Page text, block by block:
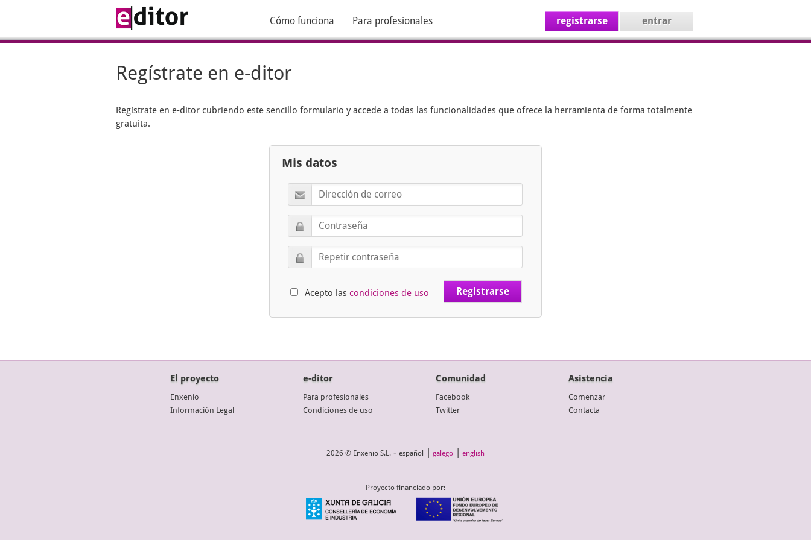
Cómo funciona Para profesionales registrarse entrar
Regístrate en e-ditor
Regístrate en e-ditor cubriendo este sencillo formulario y accede a todas las funcionalidades que ofrece la herramienta de forma totalmente
gratuita.
Mis datos
Acepto las condiciones de uso
El proyecto
Enxenio
Información Legal
e-ditor
Para profesionales
Condiciones de uso
Comunidad
Facebook
Twitter
Asistencia
Comenzar
Contacta
2026 © Enxenio S.L. - español galego english
Proyecto financiado por: